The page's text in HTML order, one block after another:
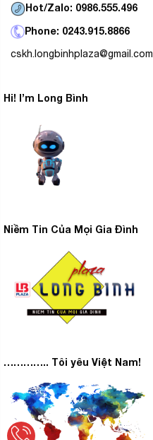
Hot/Zalo: 0986.555.496
Phone: 0243.915.8866
cskh.longbinhplaza@gmail.com
Hi! I’m Long Bình
Niềm Tin Của Mọi Gia Đình
………….. Tôi yêu Việt Nam!